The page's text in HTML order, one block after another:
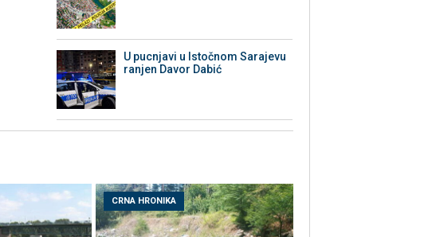
U pucnjavi u Istočnom Sarajevu
ranjen Davor Dabić
CRNA HRONIKA